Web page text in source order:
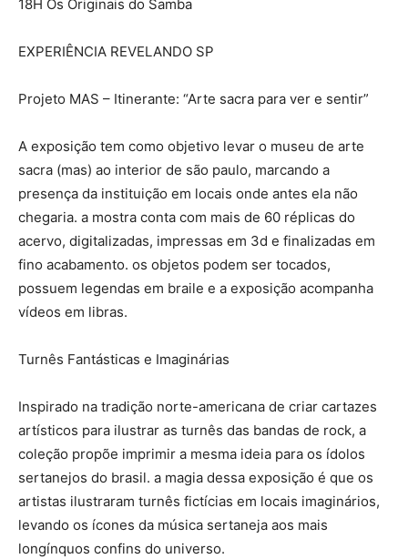
18H Os Originais do Samba
EXPERIÊNCIA REVELANDO SP
Projeto MAS – Itinerante: “Arte sacra para ver e sentir”
A exposição tem como objetivo levar o museu de arte
sacra (mas) ao interior de são paulo, marcando a
presença da instituição em locais onde antes ela não
chegaria. a mostra conta com mais de 60 réplicas do
acervo, digitalizadas, impressas em 3d e finalizadas em
fino acabamento. os objetos podem ser tocados,
possuem legendas em braile e a exposição acompanha
vídeos em libras.
Turnês Fantásticas e Imaginárias
Inspirado na tradição norte-americana de criar cartazes
artísticos para ilustrar as turnês das bandas de rock, a
coleção propõe imprimir a mesma ideia para os ídolos
sertanejos do brasil. a magia dessa exposição é que os
artistas ilustraram turnês fictícias em locais imaginários,
levando os ícones da música sertaneja aos mais
longínquos confins do universo.